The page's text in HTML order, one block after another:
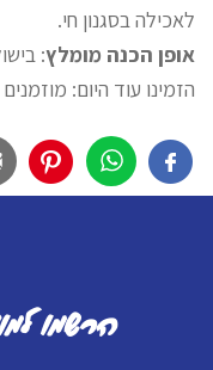
לאכילה בסגנון חי.
אופן הכנה מומלץ:
הזמינו עוד היום:
הרשמו